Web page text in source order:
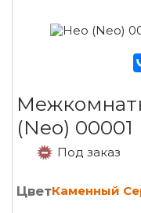
(Neo)
Под заказ
ЦветКаменный